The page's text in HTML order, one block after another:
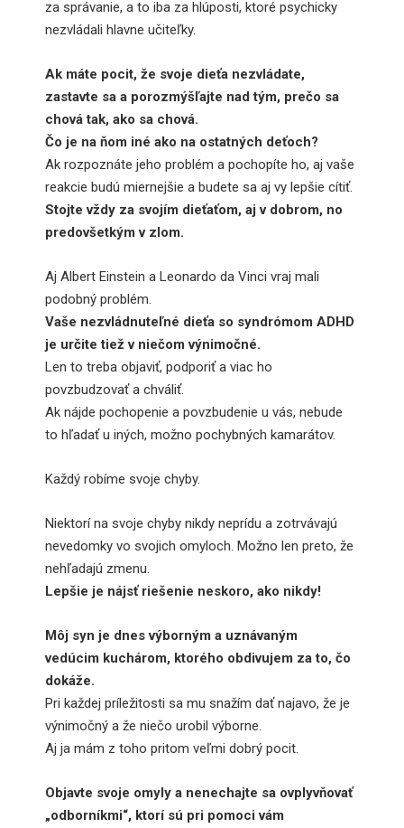
za správanie, a to iba za hlúposti, ktoré psychicky
nezvládali hlavne učiteľky.
Ak máte pocit, že svoje dieťa nezvládate,
zastavte sa a porozmýšľajte nad tým, prečo sa
chová tak, ako sa chová.
Čo je na ňom iné ako na ostatných deťoch?
Ak rozpoznáte jeho problém a pochopíte ho, aj vaše
reakcie budú miernejšie a budete sa aj vy lepšie cítiť.
Stojte vždy za svojím dieťaťom, aj v dobrom, no
predovšetkým v zlom.
Aj Albert Einstein a Leonardo da Vinci vraj mali
podobný problém.
Vaše nezvládnuteľné dieťa so syndrómom ADHD
je určite tiež v niečom výnimočné.
Len to treba objaviť, podporiť a viac ho
povzbudzovať a chváliť.
Ak nájde pochopenie a povzbudenie u vás, nebude
to hľadať u iných, možno pochybných kamarátov.
Každý robíme svoje chyby.
Niektorí na svoje chyby nikdy neprídu a zotrvávajú
nevedomky vo svojich omyloch. Možno len preto, že
nehľadajú zmenu.
Lepšie je nájsť riešenie neskoro, ako nikdy!
Môj syn je dnes výborným a uznávaným
vedúcim kuchárom, ktorého obdivujem za to, čo
dokáže.
Pri každej príležitosti sa mu snažím dať najavo, že je
výnimočný a že niečo urobil výborne.
Aj ja mám z toho pritom veľmi dobrý pocit.
Objavte svoje omyly a nenechajte sa ovplyvňovať
„odborníkmi“, ktorí sú pri pomoci vám